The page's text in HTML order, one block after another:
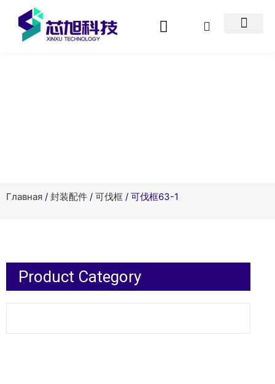
Главная / 封装配件 / 可伐框 / 可伐框63-1
Product Category